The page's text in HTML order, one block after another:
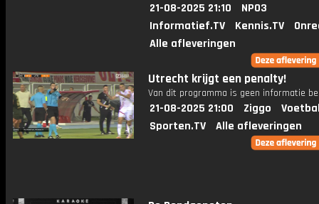
21-08-2025 21:10
NPO3
Informatief.TV
Kennis.TV
Alle afleveringen
Utrecht krijgt een penalty!
Van dit programma is geen informatie
21-08-2025 21:00 Ziggo
Sporten.TV
Alle afleveringen